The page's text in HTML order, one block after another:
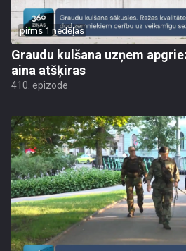
pirms 1 nedēļas
Graudu kulšana uzņem
aina atšķiras
410. epizode